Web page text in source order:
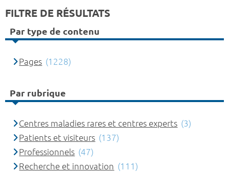
FILTRE DE RÉSULTATS
Par type de contenu
Pages (1228)
Par rubrique
Centres maladies rares et centres experts (3)
Patients et visiteurs (137)
Professionnels (47)
Recherche et innovation (111)